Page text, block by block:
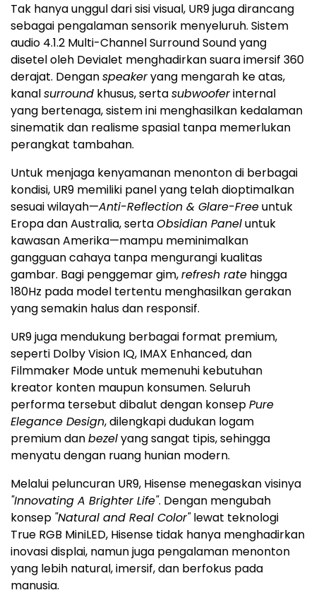
Tak hanya unggul dari sisi visual, UR9 juga dirancang
sebagai pengalaman sensorik menyeluruh. Sistem
audio 4.1.2 Multi-Channel Surround Sound yang
disetel oleh Devialet menghadirkan suara imersif 360
derajat. Denganspeakeryang mengarah ke atas,
kanalsurround khusus, sertasubwooferinternal
yang bertenaga, sistem ini menghasilkan kedalaman
sinematik dan realisme spasial tanpa memerlukan
perangkat tambahan.
Untuk menjaga kenyamanan menonton di berbagai
kondisi, UR9 memiliki panel yang telah dioptimalkan
sesuai wilayah—Anti-Reflection & Glare-Freeuntuk
Eropa dan Australia, sertaObsidian Paneluntuk
kawasan Amerika—mampu meminimalkan
gangguan cahaya tanpa mengurangi kualitas
gambar. Bagi penggemar gim,refresh rate hingga
180Hz pada model tertentu menghasilkan gerakan
yang semakin halus dan responsif.
UR9 juga mendukung berbagai format premium,
seperti Dolby Vision IQ, IMAX Enhanced, dan
Filmmaker Mode untuk memenuhi kebutuhan
kreator konten maupun konsumen. Seluruh
performa tersebut dibalut dengan konsepPure
Elegance Design, dilengkapi dudukan logam
premium danbezelyang sangat tipis, sehingga
menyatu dengan ruang hunian modern.
Melalui peluncuran UR9, Hisense menegaskan visinya
"Innovating A Brighter Life". Dengan mengubah
konsep "Natural and Real Color"lewat teknologi
True RGB MiniLED, Hisense tidak hanya menghadirkan
inovasi displai, namun juga pengalaman menonton
yang lebih natural, imersif, dan berfokus pada
manusia.